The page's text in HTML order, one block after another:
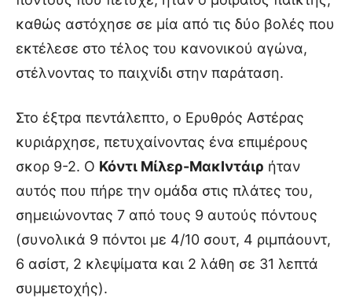
καθώς αστόχησε σε μία από τις δύο βολές που
εκτέλεσε στο τέλος του κανονικού αγώνα,
στέλνοντας το παιχνίδι στην παράταση.
Στο έξτρα πεντάλεπτο, ο Ερυθρός Αστέρας
κυριάρχησε, πετυχαίνοντας ένα επιμέρους
σκορ 9-2. Ο Κόντι Μίλερ-ΜακΙντάιρ ήταν
αυτός που πήρε την ομάδα στις πλάτες του,
σημειώνοντας 7 από τους 9 αυτούς πόντους
(συνολικά 9 πόντοι με 4/10 σουτ, 4 ριμπάουντ,
6 ασίστ, 2 κλεψίματα και 2 λάθη σε 31 λεπτά
συμμετοχής).